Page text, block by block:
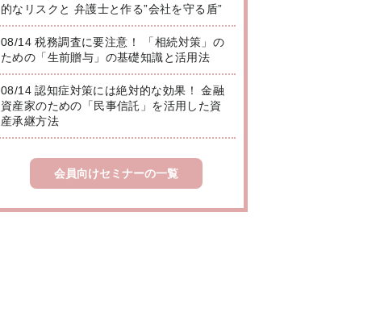
的なリスクと 弁護士と作る”会社を守る盾”
08/14 税務調査に要注意！ 「相続対策」の
ための「生前贈与」の基礎知識と活用法
08/14 認知症対策には絶対的な効果！ 金融
資産家のための「民事信託」を活用した資
産承継方法
会員向けセミナーの一覧